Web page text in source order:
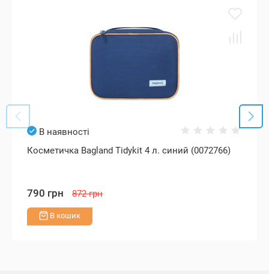
В наявності
Косметичка Bagland Tidykit 4 л. синий (0072766)
790 грн 872 грн
В кошик